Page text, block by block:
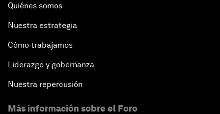
Quiénes somos
Nuestra estrategia
Cómo trabajamos
Liderazgo y gobernanza
Nuestra repercusión
Más información sobre el Foro